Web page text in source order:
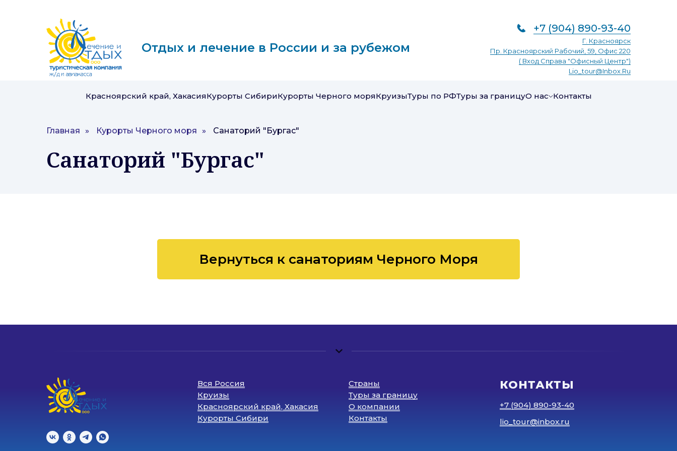
Отдых и лечение в России и за рубежом
+7 (904) 890-93-40
Г. Красноярск
Пр. Красноярский Рабочий, 59, Офис 220
( Вход Справа "Офисный Центр")
Lio_tour@inbox.ru
Красноярский край, ХакасияКурорты СибириКурорты Черного моряКруизыТуры по РФТуры за границуО нас Контакты
Главная » Курорты Черного моря » Санаторий "Бургас"
Санаторий "Бургас"
Вернуться к санаториям Черного Моря
Вся Россия
Круизы
Красноярский край, Хакасия
Курорты Сибири
Страны
Туры за границу
О компании
Контакты
КОНТАКТЫ
+7 (904) 890-93-40
lio_tour@inbox.ru